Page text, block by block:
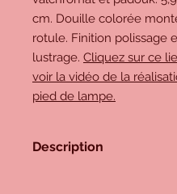
cm. Douille colorée
rotule. Finition polissage
lustrage. Cliquez sur ce
voir la vidéo de la
pied de lampe.
Description
Pied de lampe en bois de